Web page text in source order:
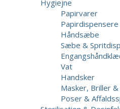
Hygiejne
Papirvarer
Papirdispensere
Håndsæbe
Sæbe &
Vat
Handsker
Masker, Briller &
Poser &